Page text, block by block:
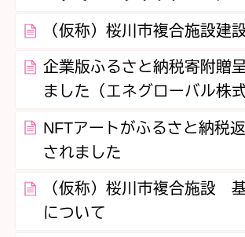
（仮称）桜川市複合施設建
企業版ふるさと納税寄附贈
ました（エネグローバル株式
NFTアートがふるさと納税
されました
（仮称）桜川市複合施設
について